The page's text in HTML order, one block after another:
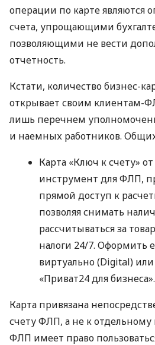
операции по карте являются
счета, упрощающими
позволяющими не вести
отчетность.
Кстати, количество бизнес-
открывает своим клиентам-
лишь перечнем
и наемных работников.
Карта «Ключ к счету»
инструмент для ФЛП,
прямой доступ к
позволяя снимать
рассчитываться за
налоги 24/7. Оформить
виртуально (Digital)
«Приват24 для бизнеса».
Карта привязана
счету ФЛП, а не к отдельному
ФЛП имеет право